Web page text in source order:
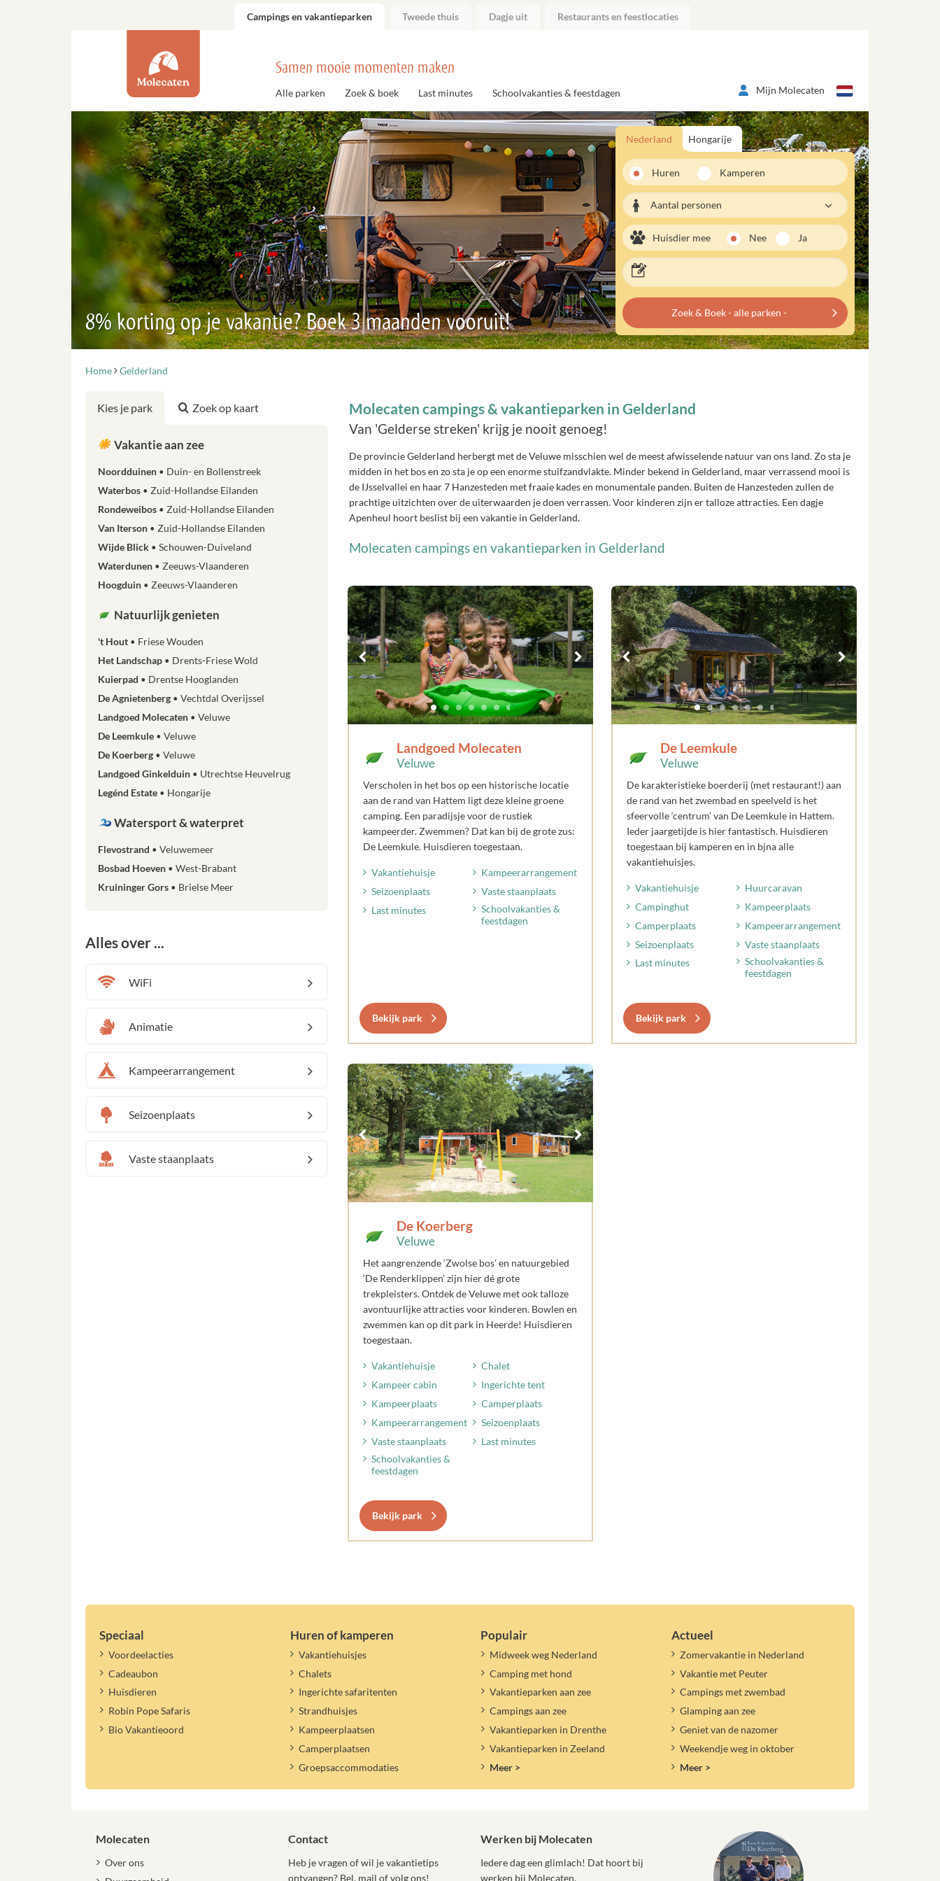
Campings en vakantieparken Tweede thuis Dagje uit Restaurants en feestlocaties
Samen mooie momenten maken
Alle parken Zoek & boek Last minutes Schoolvakanties & feestdagen Mijn Molecaten
8% korting op je vakantie? Boek 3 maanden vooruit!
Nederland Hongarije
Huren Kamperen
Aantal personen
Huisdier mee Nee Ja
Zoek & Boek - alle parken -
Home Gelderland
Molecaten campings & vakantieparken in Gelderland
Van 'Gelderse streken' krijg je nooit genoeg!
De provincie Gelderland herbergt met de Veluwe misschien wel de meest afwisselende natuur van ons land. Zo sta je
midden in het bos en zo sta je op een enorme stuifzandvlakte. Minder bekend in Gelderland, maar verrassend mooi is
de IJsselvallei en haar 7 Hanzesteden met fraaie kades en monumentale panden. Buiten de Hanzesteden zullen de
prachtige uitzichten over de uiterwaarden je doen verrassen. Voor kinderen zijn er talloze attracties. Een dagje
Apenheul hoort beslist bij een vakantie in Gelderland.
Molecaten campings en vakantieparken in Gelderland
Landgoed Molecaten
Veluwe
Verscholen in het bos op een historische locatie
aan de rand van Hattem ligt deze kleine groene
camping. Een paradijsje voor de rustiek
kampeerder. Zwemmen? Dat kan bij de grote zus:
De Leemkule. Huisdieren toegestaan.
Vakantiehuisje
Kampeerarrangement
Seizoenplaats
Vaste staanplaats
Last minutes
Schoolvakanties &
feestdagen
Bekijk park
De Leemkule
Veluwe
De karakteristieke boerderij (met restaurant!) aan
de rand van het zwembad en speelveld is het
sfeervolle ‘centrum’ van De Leemkule in Hattem.
Ieder jaargetijde is hier fantastisch. Huisdieren
toegestaan bij kamperen en in bjna alle
vakantiehuisjes.
Vakantiehuisje
Huurcaravan
Campinghut
Kampeerplaats
Camperplaats
Kampeerarrangement
Seizoenplaats
Vaste staanplaats
Last minutes
Schoolvakanties &
feestdagen
Bekijk park
De Koerberg
Veluwe
Het aangrenzende ‘Zwolse bos’ en natuurgebied
‘De Renderklippen’ zijn hier dé grote
trekpleisters. Ontdek de Veluwe met ook talloze
avontuurlijke attracties voor kinderen. Bowlen en
zwemmen kan op dit park in Heerde! Huisdieren
toegestaan.
Vakantiehuisje
Chalet
Kampeer cabin
Ingerichte tent
Kampeerplaats
Camperplaats
Kampeerarrangement
Seizoenplaats
Vaste staanplaats
Last minutes
Schoolvakanties &
feestdagen
Bekijk park
Kies je park Zoek op kaart
Vakantie aan zee
Noordduinen
Duin- en Bollenstreek
Waterbos
Zuid-Hollandse Eilanden
Rondeweibos
Zuid-Hollandse Eilanden
Van Iterson
Zuid-Hollandse Eilanden
Wijde Blick
Schouwen-Duiveland
Waterdunen
Zeeuws-Vlaanderen
Hoogduin
Zeeuws-Vlaanderen
Natuurlijk genieten
't Hout
Friese Wouden
Het Landschap
Drents-Friese Wold
Kuierpad
Drentse Hooglanden
De Agnietenberg
Vechtdal Overijssel
Landgoed Molecaten
Veluwe
De Leemkule
Veluwe
De Koerberg
Veluwe
Landgoed Ginkelduin
Utrechtse Heuvelrug
Legénd Estate
Hongarije
Watersport & waterpret
Flevostrand
Veluwemeer
Bosbad Hoeven
West-Brabant
Kruininger Gors
Brielse Meer
Alles over ...
WiFi
Animatie
Kampeerarrangement
Seizoenplaats
Vaste staanplaats
Speciaal
Voordeelacties
Cadeaubon
Huisdieren
Robin Pope Safaris
Bio Vakantieoord
Huren of kamperen
Vakantiehuisjes
Chalets
Ingerichte safaritenten
Strandhuisjes
Kampeerplaatsen
Camperplaatsen
Groepsaccommodaties
Populair
Midweek weg Nederland
Camping met hond
Vakantieparken aan zee
Campings aan zee
Vakantieparken in Drenthe
Vakantieparken in Zeeland
Meer >
Actueel
Zomervakantie in Nederland
Vakantie met Peuter
Campings met zwembad
Glamping aan zee
Geniet van de nazomer
Weekendje weg in oktober
Meer >
Molecaten
Over ons
Contact
Heb je vragen of wil je vakantietips
ontvangen? Bel, mail of volg ons!
Werken bij Molecaten
Iedere dag een glimlach! Dat hoort bij
werken bij Molecaten.